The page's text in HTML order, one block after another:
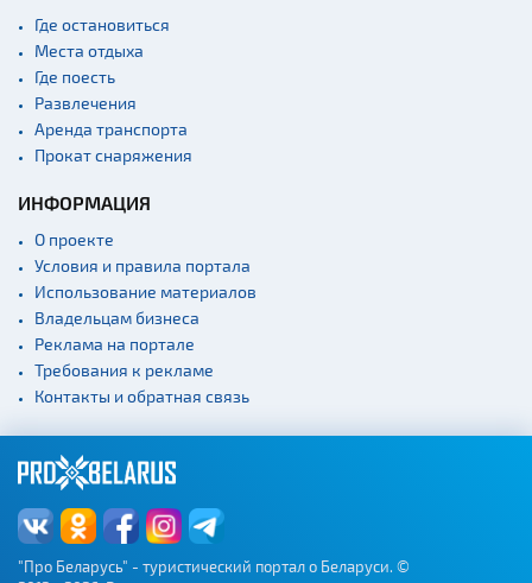
Где остановиться
Места отдыха
Где поесть
Развлечения
Аренда транспорта
Прокат снаряжения
ИНФОРМАЦИЯ
О проекте
Условия и правила портала
Использование материалов
Владельцам бизнеса
Реклама на портале
Требования к рекламе
Контакты и обратная связь
"Про Беларусь" - туристический портал о Беларуси. ©